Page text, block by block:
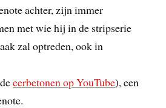
achter, zijn immer
met wie hij in de stripserie
zal optreden, ook in
eerbetonen op YouTube), een